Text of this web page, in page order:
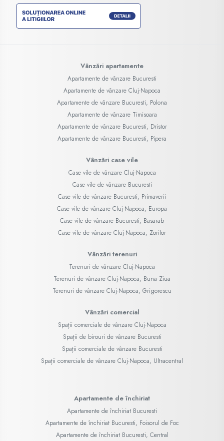
Vânzări apartamente
Apartamente de vânzare Bucuresti
Apartamente de vânzare Cluj-Napoca
Apartamente de vânzare Bucuresti, Polona
Apartamente de vânzare Timisoara
Apartamente de vânzare Bucuresti, Dristor
Apartamente de vânzare Bucuresti, Pipera
Vânzări case vile
Case vile de vânzare Cluj-Napoca
Case vile de vânzare Bucuresti
Case vile de vânzare Bucuresti, Primaverii
Case vile de vânzare Cluj-Napoca, Europa
Case vile de vânzare Bucuresti, Basarab
Case vile de vânzare Cluj-Napoca, Zorilor
Vânzări terenuri
Terenuri de vânzare Cluj-Napoca
Terenuri de vânzare Cluj-Napoca, Buna Ziua
Terenuri de vânzare Cluj-Napoca, Grigorescu
Vânzări comercial
Spații comerciale de vânzare Cluj-Napoca
Spații de birouri de vânzare Bucuresti
Spații comerciale de vânzare Bucuresti
Spații comerciale de vânzare Cluj-Napoca, Ultracentral
Apartamente de închiriat
Apartamente de închiriat Bucuresti
Apartamente de închiriat Bucuresti, Foisorul de Foc
Apartamente de închiriat Bucuresti, Central